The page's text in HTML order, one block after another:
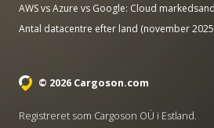
AWS vs Azure vs Google: Cloud
Antal datacentre efter land (november
© 2026 Cargoson.com
Registreret som Cargoson OÜ i Estland.